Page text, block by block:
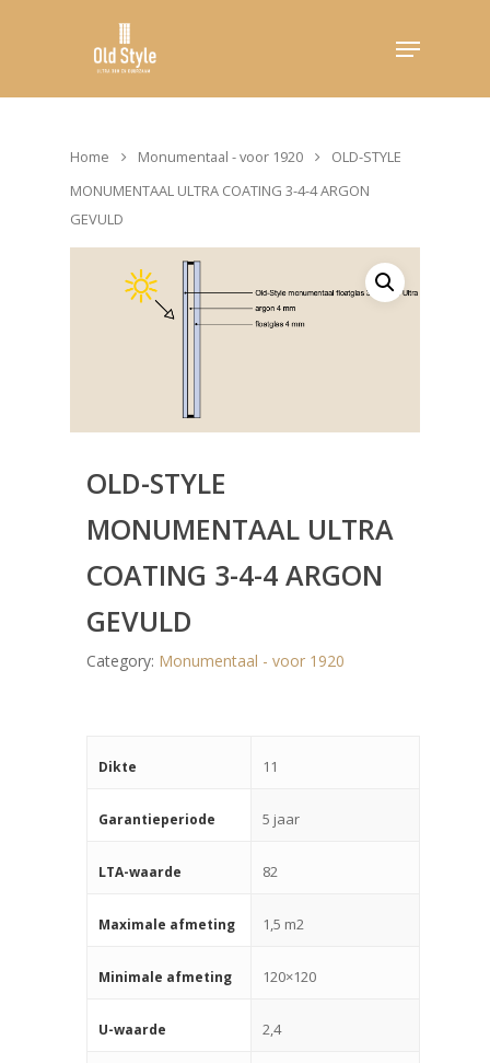
Home Monumentaal - voor 1920
OLD-STYLE
MONUMENTAAL ULTRA COATING 3-4-4 ARGON
GEVULD
OLD-STYLE
MONUMENTAAL ULTRA
COATING 3-4-4 ARGON
GEVULD
Category: Monumentaal - voor 1920
Dikte 11
Garantieperiode 5 jaar
LTA-waarde 82
Maximale afmeting 1,5 m2
Minimale afmeting 120×120
U-waarde 2,4